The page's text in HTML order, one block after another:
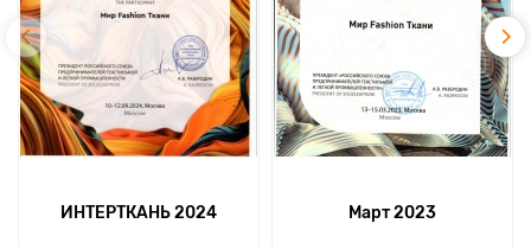
ИНТЕРТКАНЬ 2024 Март 2023